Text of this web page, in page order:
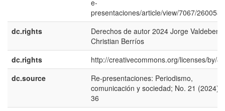
e-
presentaciones/article/view/7067/
dc.rights
Derechos de autor 2024 Jorge
Christian Berríos
dc.rights
http://creativecommons.org/licenses/by/
dc.source
Re-presentaciones: Periodismo,
comunicación y sociedad; No. 21 (2024);
36